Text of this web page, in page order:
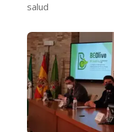
salud